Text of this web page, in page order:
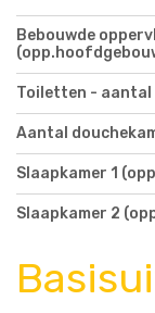
Bebouwde
Toiletten - aantal
Aantal
Slaapkamer 1
Slaapkamer 2